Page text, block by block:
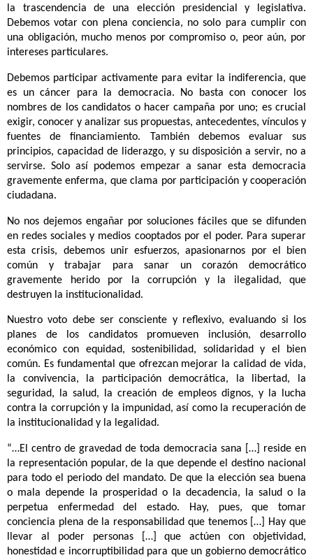
la trascendencia de una elección presidencial y legislativa.
Debemos votar con plena conciencia, no solo para cumplir con
una obligación, mucho menos por compromiso o, peor aún, por
intereses particulares.
Debemos participar activamente para evitar la indiferencia, que
es un cáncer para la democracia. No basta con conocer los
nombres de los candidatos o hacer campaña por uno; es crucial
exigir, conocer y analizar sus propuestas, antecedentes, vínculos y
fuentes de financiamiento. También debemos evaluar sus
principios, capacidad de liderazgo, y su disposición a servir, no a
servirse. Solo así podemos empezar a sanar esta democracia
gravemente enferma, que clama por participación y cooperación
ciudadana.
No nos dejemos engañar por soluciones fáciles que se difunden
en redes sociales y medios cooptados por el poder. Para superar
esta crisis, debemos unir esfuerzos, apasionarnos por el bien
común y trabajar para sanar un corazón democrático
gravemente herido por la corrupción y la ilegalidad, que
destruyen la institucionalidad.
Nuestro voto debe ser consciente y reflexivo, evaluando si los
planes de los candidatos promueven inclusión, desarrollo
económico con equidad, sostenibilidad, solidaridad y el bien
común. Es fundamental que ofrezcan mejorar la calidad de vida,
la convivencia, la participación democrática, la libertad, la
seguridad, la salud, la creación de empleos dignos, y la lucha
contra la corrupción y la impunidad, así como la recuperación de
la institucionalidad y la legalidad.
“…El centro de gravedad de toda democracia sana […] reside en
la representación popular, de la que depende el destino nacional
para todo el periodo del mandato. De que la elección sea buena
o mala depende la prosperidad o la decadencia, la salud o la
perpetua enfermedad del estado. Hay, pues, que tomar
conciencia plena de la responsabilidad que tenemos […] Hay que
llevar al poder personas […] que actúen con objetividad,
honestidad e incorruptibilidad para que un gobierno democrático